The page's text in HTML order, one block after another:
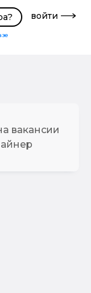
войти
вакансии